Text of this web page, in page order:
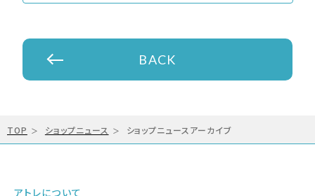
BACK
TOP ショップニュース ショップニュースアーカイブ
アトレについて